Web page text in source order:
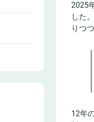
2025
した
りつ
12年